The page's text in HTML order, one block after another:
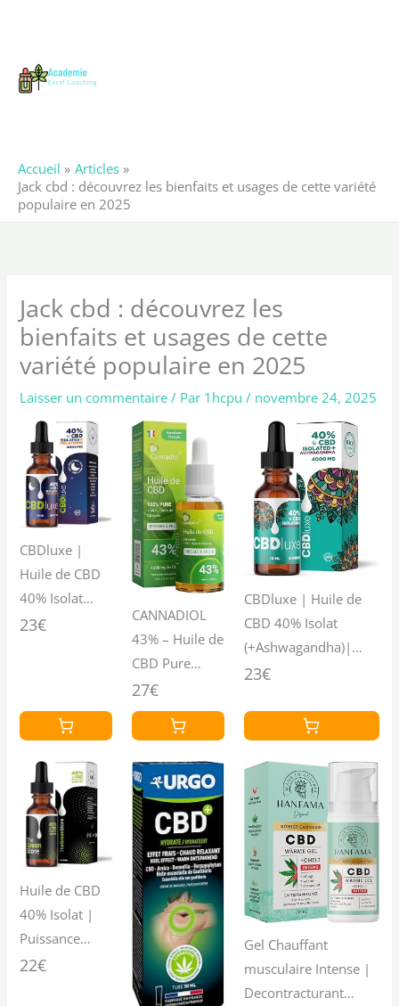
contenu
Accueil
Articles
Jack cbd : découvrez les bienfaits et usages de cette variété
populaire en 2025
Jack cbd : découvrez les
bienfaits et usages de cette
variété populaire en 2025
Laisser un commentaire / Par 1hcpu/ novembre 24, 2025
CBDluxe |
Huile de CBD
40% Isolat
(+Mélatonine)|
Optimale |
4000 mg | 0%
THC | Testée
en Laboratoire
| Certifiée
CPNP (10ml)
23€
CANNADIOL
43% – Huile de
CBD Pure
4300 mg –
Ingrédients
Français –
Qualité
Supérieure –
Avec Huile
MCT et
Chanvre
Pressé à Froid
– Pour le
Sommeil et la
Relaxation –
10 ml
27€
CBDluxe | Huile de
CBD 40% Isolat
(+Ashwagandha)|
Puissance Maximale |
4000 mg | 0% THC |
Testée en Laboratoire
| Certifiée CPNP
23€
Huile de CBD
40% Isolat |
Puissance
Maximale |
22€
Gel Chauffant
musculaire Intense |
Decontracturant